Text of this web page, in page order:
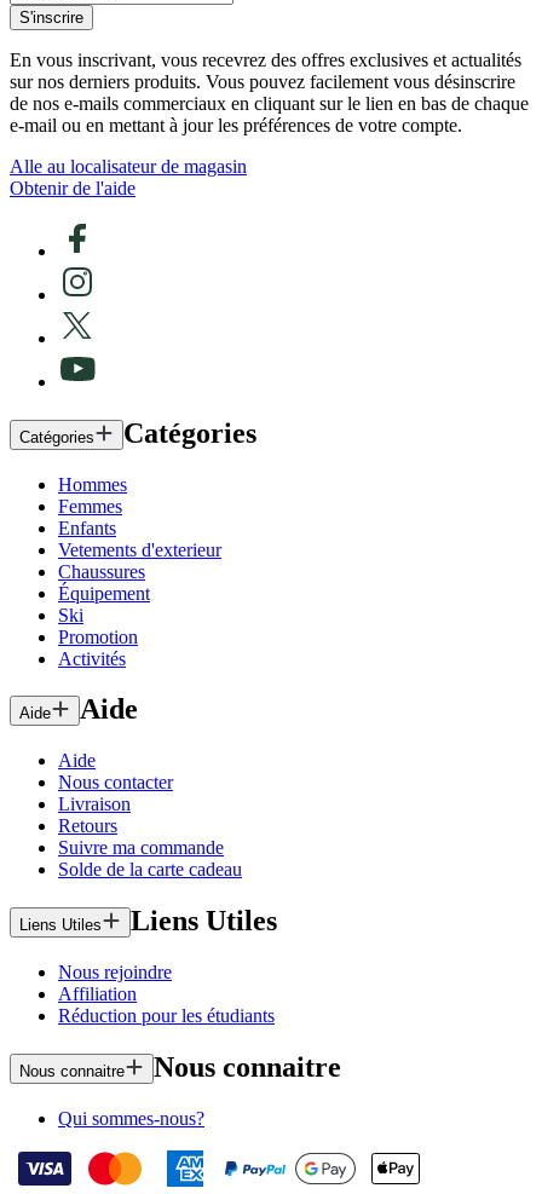
S'inscrire
En vous inscrivant, vous recevrez des offres exclusives et actualités
sur nos derniers produits. Vous pouvez facilement vous désinscrire
de nos e-mails commerciaux en cliquant sur le lien en bas de chaque
e-mail ou en mettant à jour les préférences de votre compte.
Alle au localisateur de magasin
Obtenir de l'aide
Catégories Catégories
Hommes
Femmes
Enfants
Vetements d'exterieur
Chaussures
Équipement
Ski
Promotion
Activités
Aide Aide
Aide
Nous contacter
Livraison
Retours
Suivre ma commande
Solde de la carte cadeau
Liens Utiles Liens Utiles
Nous rejoindre
Affiliation
Réduction pour les étudiants
Nous connaitre Nous connaitre
Qui sommes-nous?